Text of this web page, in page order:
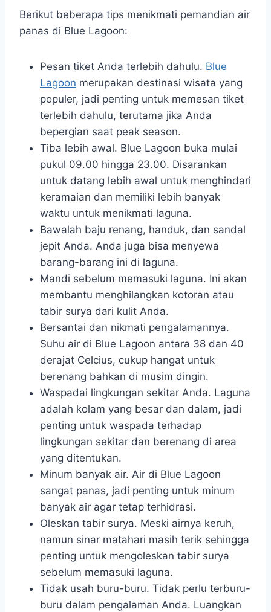
Berikut beberapa tips menikmati pemandian air
panas di Blue Lagoon:
Pesan tiket Anda terlebih dahulu. Blue
Lagoon merupakan destinasi wisata yang
populer, jadi penting untuk memesan tiket
terlebih dahulu, terutama jika Anda
bepergian saat peak season.
Tiba lebih awal. Blue Lagoon buka mulai
pukul 09.00 hingga 23.00. Disarankan
untuk datang lebih awal untuk menghindari
keramaian dan memiliki lebih banyak
waktu untuk menikmati laguna.
Bawalah baju renang, handuk, dan sandal
jepit Anda. Anda juga bisa menyewa
barang-barang ini di laguna.
Mandi sebelum memasuki laguna. Ini akan
membantu menghilangkan kotoran atau
tabir surya dari kulit Anda.
Bersantai dan nikmati pengalamannya.
Suhu air di Blue Lagoon antara 38 dan 40
derajat Celcius, cukup hangat untuk
berenang bahkan di musim dingin.
Waspadai lingkungan sekitar Anda. Laguna
adalah kolam yang besar dan dalam, jadi
penting untuk waspada terhadap
lingkungan sekitar dan berenang di area
yang ditentukan.
Minum banyak air. Air di Blue Lagoon
sangat panas, jadi penting untuk minum
banyak air agar tetap terhidrasi.
Oleskan tabir surya. Meski airnya keruh,
namun sinar matahari masih terik sehingga
penting untuk mengoleskan tabir surya
sebelum memasuki laguna.
Tidak usah buru-buru. Tidak perlu terburu-
buru dalam pengalaman Anda. Luangkan